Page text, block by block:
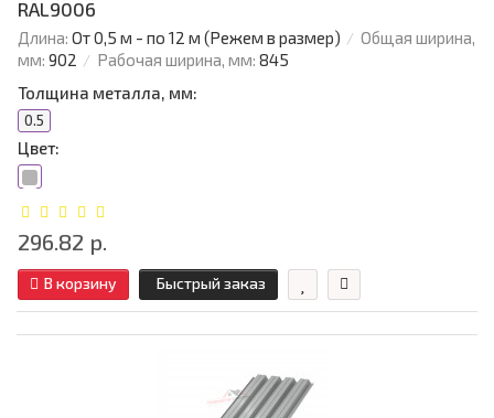
RAL9006
Длина: От 0,5 м - по 12 м (Режем в размер)
Общая ширина,
мм: 902 Рабочая ширина, мм: 845
Толщина металла, мм:
0.5
Цвет:
296.82 р.
В корзину Быстрый заказ